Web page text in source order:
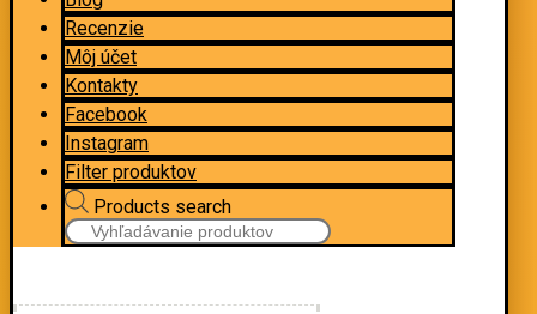
Recenzie
Môj účet
Kontakty
Facebook
Instagram
Filter produktov
Products search